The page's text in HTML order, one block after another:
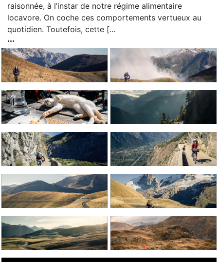
raisonnée, à l’instar de notre régime alimentaire
locavore. On coche ces comportements vertueux au
quotidien. Toutefois, cette [...